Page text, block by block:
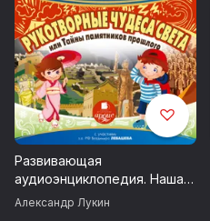
Развивающая
аудиоэнциклопедия. Наша
планета. Рукотворные
Александр Лукин